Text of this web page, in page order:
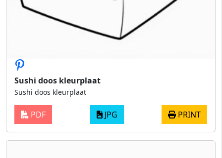
Sushi doos kleurplaat
Sushi doos kleurplaat
PDF JPG PRINT